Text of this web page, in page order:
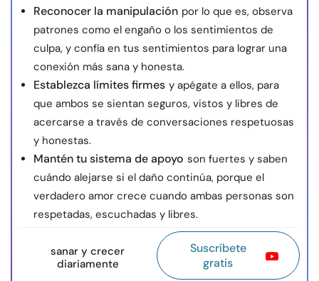
Reconocer la manipulación por lo que es, observa
patrones como el engaño o los sentimientos de
culpa, y confía en tus sentimientos para lograr una
conexión más sana y honesta.
Establezca límites firmes y apégate a ellos, para
que ambos se sientan seguros, vistos y libres de
acercarse a través de conversaciones respetuosas
y honestas.
Mantén tu sistema de apoyo son fuertes y saben
cuándo alejarse si el daño continúa, porque el
verdadero amor crece cuando ambas personas son
respetadas, escuchadas y libres.
sanar y crecer
diariamente
Suscríbete
gratis